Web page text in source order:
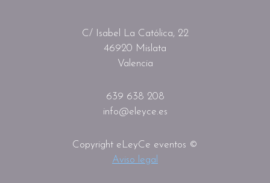
C/ Isabel La Católica, 22
46920 Mislata
Valencia
639 638 208
info@eleyce.es
Copyright eLeyCe eventos ©
Aviso legal